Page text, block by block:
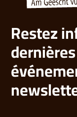
Restez